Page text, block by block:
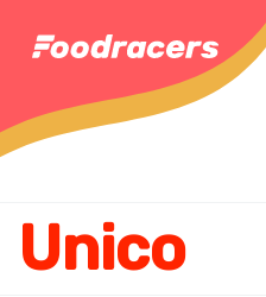
Unico